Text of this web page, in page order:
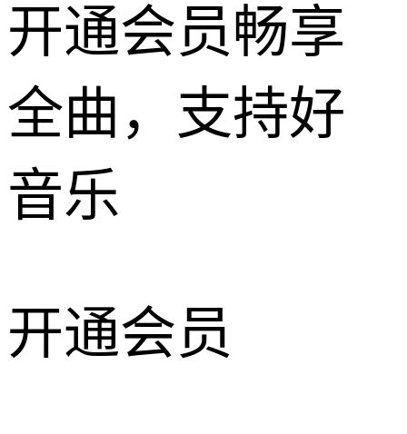
开通会员畅享
全曲，支持好
音乐
开通会员